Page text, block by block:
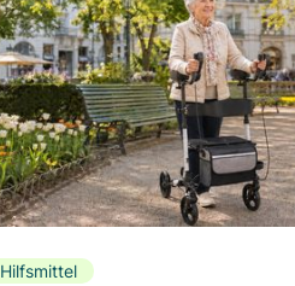
Hilfsmittel